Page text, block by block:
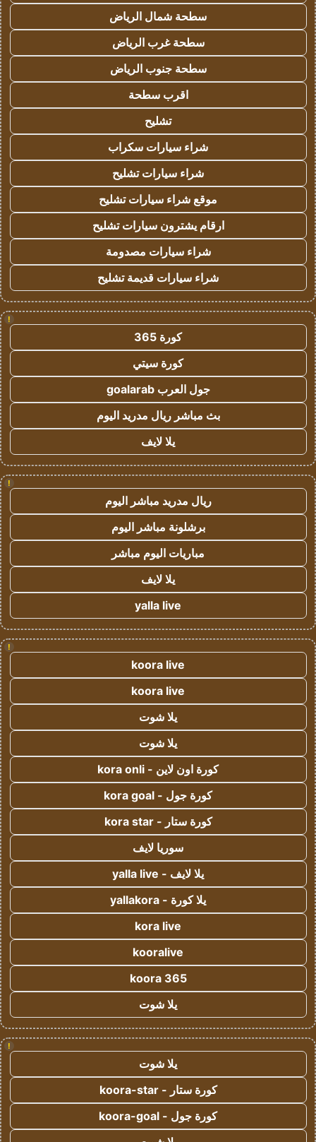
سطحة شمال الرياض
سطحة غرب الرياض
سطحة جنوب الرياض
اقرب سطحة
تشليح
شراء سيارات سكراب
شراء سيارات تشليح
موقع شراء سيارات تشليح
ارقام يشترون سيارات تشليح
شراء سيارات مصدومة
شراء سيارات قديمة تشليح
!
كورة 365
كورة سيتي
جول العرب goalarab
بث مباشر ريال مدريد اليوم
يلا لايف
!
ريال مدريد مباشر اليوم
برشلونة مباشر اليوم
مباريات اليوم مباشر
يلا لايف
yalla live
!
koora live
koora live
يلا شوت
يلا شوت
كورة اون لاين - kora onli
كورة جول - kora goal
كورة ستار - kora star
سوريا لايف
يلا لايف - yalla live
يلا كورة - yallakora
kora live
kooralive
koora 365
يلا شوت
!
يلا شوت
كورة ستار - koora-star
كورة جول - koora-goal